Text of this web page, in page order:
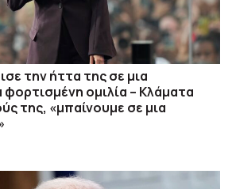
την ήττα της σε μια
ομιλία – Κλάματα
της, «μπαίνουμε σε μια